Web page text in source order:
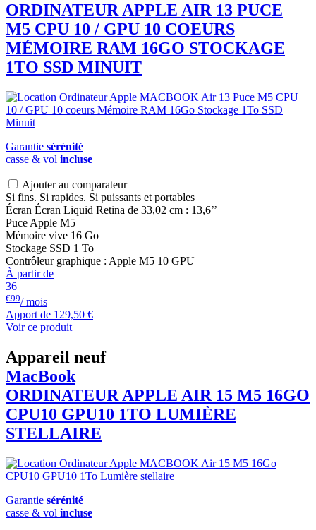
ORDINATEUR APPLE AIR 13 PUCE
M5 CPU 10 / GPU 10 COEURS
MÉMOIRE RAM 16GO STOCKAGE
1TO SSD MINUIT
Garantie sérénité
casse & vol incluse
Ajouter au comparateur
Si fins. Si rapides. Si puissants et portables
Écran Écran Liquid Retina de 33,02 cm : 13,6’’
Puce Apple M5
Mémoire vive 16 Go
Stockage SSD 1 To
Contrôleur graphique : Apple M5 10 GPU
À partir de
36
€99/ mois
Apport de 129,50 €
Voir ce produit
Appareil neuf
MacBook
ORDINATEUR APPLE AIR 15 M5 16GO
CPU10 GPU10 1TO LUMIÈRE
STELLAIRE
Garantie sérénité
casse & vol incluse